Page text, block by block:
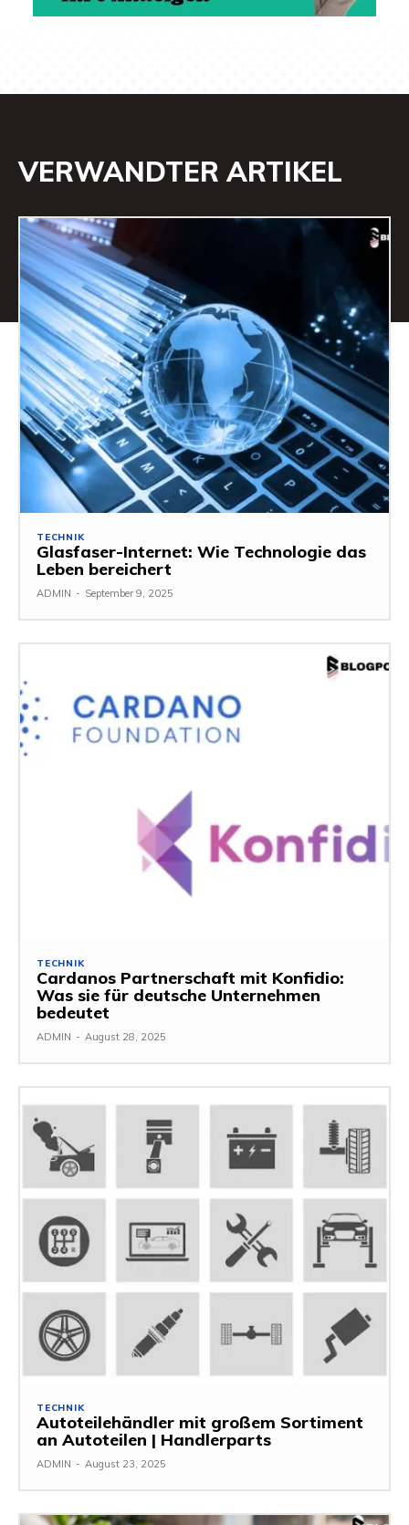
VERWANDTER ARTIKEL
TECHNIK
Glasfaser-Internet: Wie Technologie das
Leben bereichert
ADMIN - September 9, 2025
TECHNIK
Cardanos Partnerschaft mit Konfidio:
Was sie für deutsche Unternehmen
bedeutet
ADMIN - August 28, 2025
TECHNIK
Autoteilehändler mit großem Sortiment
an Autoteilen | Handlerparts
ADMIN - August 23, 2025